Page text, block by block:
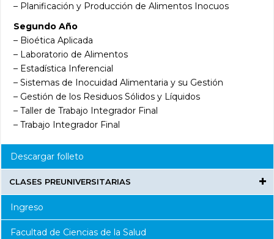
– Planificación y Producción de Alimentos Inocuos
Segundo Año
– Bioética Aplicada
– Laboratorio de Alimentos
– Estadística Inferencial
– Sistemas de Inocuidad Alimentaria y su Gestión
– Gestión de los Residuos Sólidos y Líquidos
– Taller de Trabajo Integrador Final
– Trabajo Integrador Final
Descargar folleto
CLASES PREUNIVERSITARIAS
Ingreso
Facultad de Ciencias de la Salud